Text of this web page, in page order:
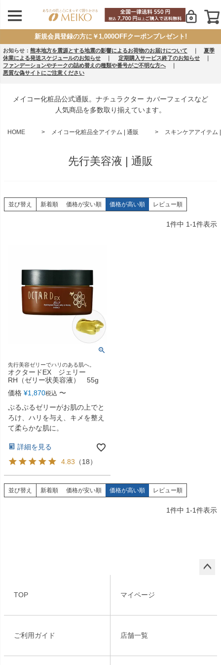
新規会員登録の方に￥1,000OFFクーポンプレゼント!
お知らせ： 熊本地方を震源とする地震の影響によるお荷物のお届けについて ｜ 夏季
休業による発送スケジュールのお知らせ ｜ 定期購入サービス終了のお知らせ ｜
ファンデーションやチークの詰め替えの種類や番号がご不明な方へ｜
悪質な偽サイトにご注意ください
メイコー化粧品公式通販。ナチュラクター カバーフェイスなど
人気商品を多数取り揃えています。
HOME メイコー化粧品全アイテム | 通販 スキンケアアイテム
先行美容液 | 通販
並び替え 新着順 価格が安い順 価格が高い順 レビュー順
1件中 1-1件表示
先行美容ゼリーでハリのある肌へ。
オクタードEX ジェリー
RH（ゼリー状美容液） 55g
価格 ¥1,870税込 〜
ぷるぷるゼリーがお肌の上でと
ろけ、ハリを与え、キメを整え
て柔らかな肌に。
詳細を見る
4.83 （18）
並び替え 新着順 価格が安い順 価格が高い順 レビュー順
1件中 1-1件表示
TOP マイページ
ご利用ガイド 店舗一覧